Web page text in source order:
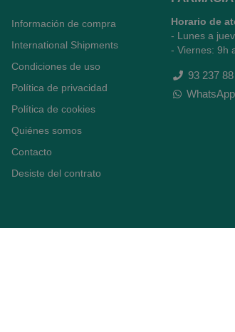
Información de compra
International Shipments
Condiciones de uso
Política de privacidad
Política de cookies
Quiénes somos
Contacto
Desiste del contrato
Horario de
- Lunes a
- Viernes: 9h
93 237